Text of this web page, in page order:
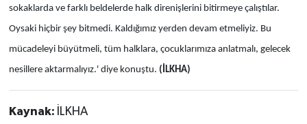
sokaklarda ve farklı beldelerde halk direnişlerini bitirmeye çalıştılar.
Oysaki hiçbir şey bitmedi. Kaldığımız yerden devam etmeliyiz. Bu
mücadeleyi büyütmeli, tüm halklara, çocuklarımıza anlatmalı, gelecek
nesillere aktarmalıyız.' diye konuştu. (İLKHA)
Kaynak: İLKHA